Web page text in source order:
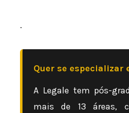
.
Quer se especializar
A Legale tem pós-
mais de 13 áreas,